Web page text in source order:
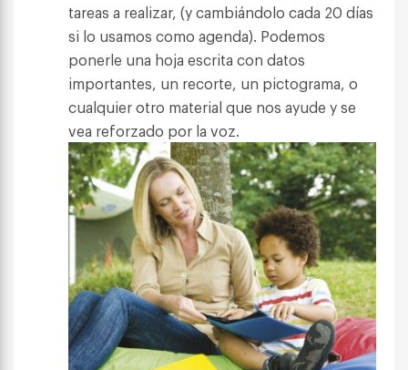
tareas a realizar, (y cambiándolo cada 20 días
si lo usamos como agenda). Podemos
ponerle una hoja escrita con datos
importantes, un recorte, un pictograma, o
cualquier otro material que nos ayude y se
vea reforzado por la voz.